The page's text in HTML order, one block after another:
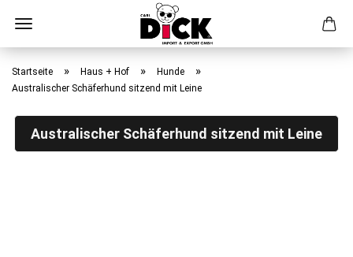
Direkt
zum
Hauptinhalt
Startseite » Haus + Hof » Hunde »
Australischer Schäferhund sitzend mit Leine
Australischer Schäferhund sitzend mit Leine